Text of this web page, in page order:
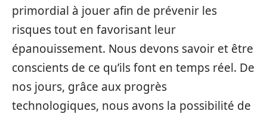
primordial à jouer afin de prévenir les
risques tout en favorisant leur
épanouissement. Nous devons savoir et être
conscients de ce qu’ils font en temps réel. De
nos jours, grâce aux progrès
technologiques, nous avons la possibilité de